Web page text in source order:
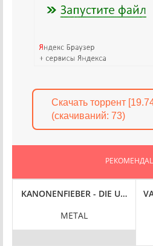
Скачать торрент
(cкачиваний: 73)
HORROR [24-BIT HI-RES] (2024)
KANONENFIEBER - DIE
METAL